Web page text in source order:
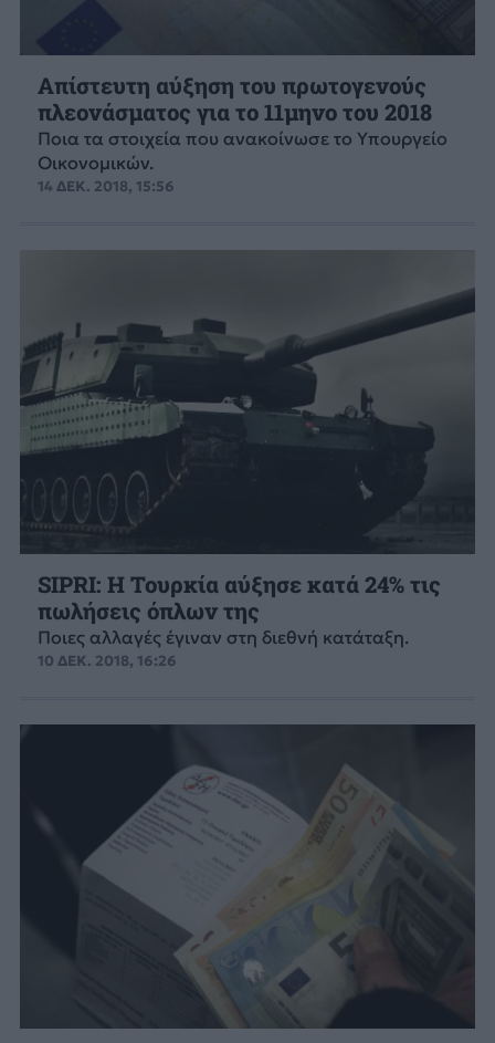
Απίστευτη αύξηση του πρωτογενούς
πλεονάσματος για το 11μηνο του 2018
Ποια τα στοιχεία που ανακοίνωσε το Υπουργείο
Οικονομικών.
14 ΔΕΚ. 2018, 15:56
SIPRI: Η Τουρκία αύξησε κατά 24% τις
πωλήσεις όπλων της
Ποιες αλλαγές έγιναν στη διεθνή κατάταξη.
10 ΔΕΚ. 2018, 16:26